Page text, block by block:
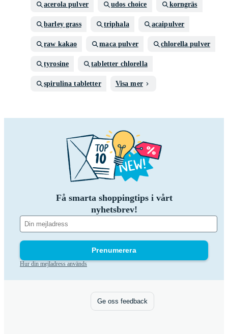
acerola pulver udos choice korngräs
barley grass triphala acaipulver
raw kakao maca pulver chlorella pulver
tyrosine tabletter chlorella
spirulina tabletter Visa mer
Få smarta shoppingtips i vårt
nyhetsbrev!
Prenumerera
Hur din mejladress används
Ge oss feedback